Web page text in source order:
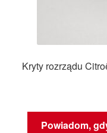
Kryty rozrządu
Powiadom,